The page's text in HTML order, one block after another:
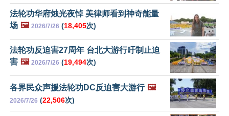
法轮功华府烛光夜悼 美律师看到神奇能量
场 🖼️ 2026/7/26 (18,405次)
法轮功反迫害27周年 台北大游行吁制止迫
害 🖼️ 2026/7/26 (19,494次)
各界民众声援法轮功DC反迫害大游行 🖼️
2026/7/26 (22,506次)